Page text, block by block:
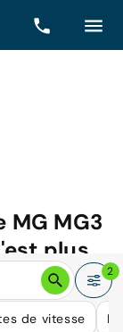
MG MG3
plus
répondre
2
de vitesse